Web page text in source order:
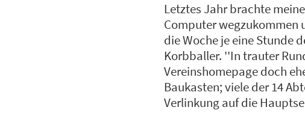
Letztes Jahr brachte
Computer wegzukommen
die Woche je eine Stunde
Korbballer. ''In trauter
Vereinshomepage doch
Baukasten; viele der 14
Verlinkung auf die